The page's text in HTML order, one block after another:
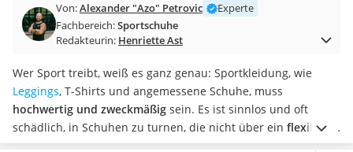
Air Bike
E-Bike-Dreirad
Trekkingschuhe Herren
Reisetasche mit Rollen
Klimmzugstation
Koffer
Nachtsichtgerät
Faltschloss
Von:Alexander "Azo" Petrovic
Experte
Fachbereich:Sportschuhe
Redakteurin: Henriette Ast
Wer Sport treibt, weiß es ganz genau: Sportkleidung, wie
Leggings, T-Shirts und angemessene Schuhe, muss
hochwertig und zweckmäßig sein. Es ist sinnlos und oft
schädlich, in Schuhen zu turnen, die nicht über ein flexibles
Ober- und Innenmaterialverfügen. Auch ist es schwierig, das